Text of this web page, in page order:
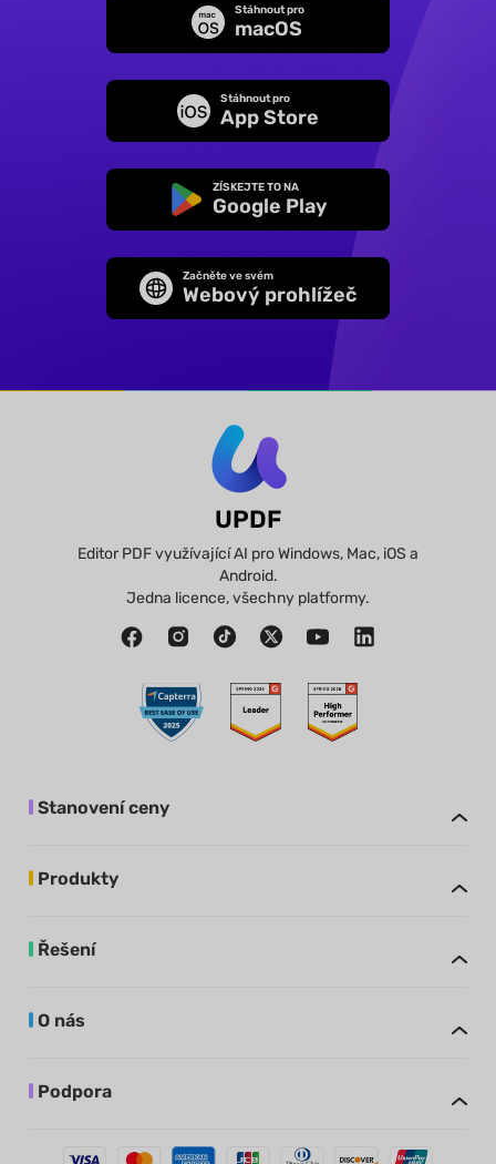
Stáhnout pro
macOS
Stáhnout pro
App Store
ZÍSKEJTE TO NA
Google Play
Začněte ve svém
Webový prohlížeč
UPDF
Editor PDF využívající AI pro Windows, Mac, iOS a
Android.
Jedna licence, všechny platformy.
Stanovení ceny
Produkty
Řešení
O nás
Podpora